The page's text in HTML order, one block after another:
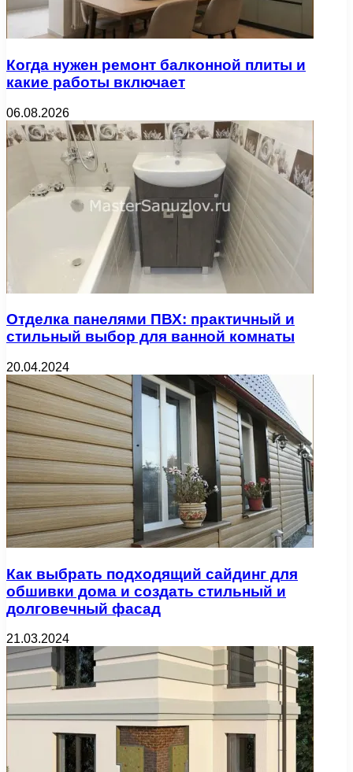
Когда нужен ремонт балконной плиты и
какие работы включает
06.08.2026
Отделка панелями ПВХ: практичный и
стильный выбор для ванной комнаты
20.04.2024
Как выбрать подходящий сайдинг для
обшивки дома и создать стильный и
долговечный фасад
21.03.2024